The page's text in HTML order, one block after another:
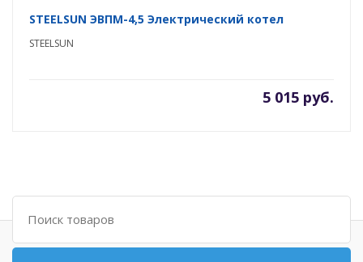
STEELSUN ЭВПМ-4,5 Электрический котел
STEELSUN
5 015 руб.
Поиск